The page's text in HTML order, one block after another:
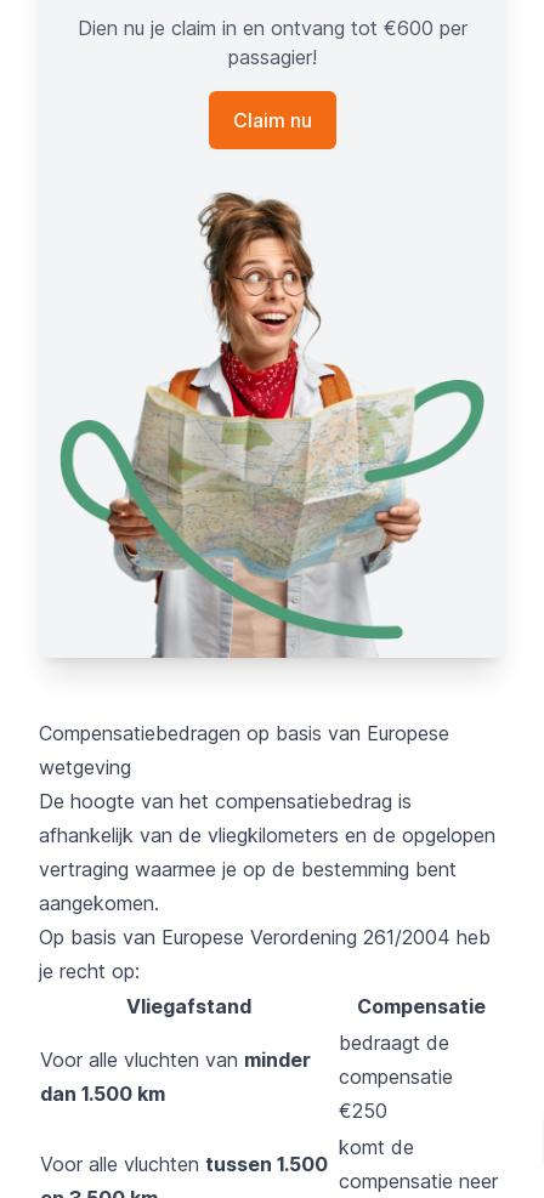
Dien nu je claim in en ontvang tot €600 per
passagier!
Claim nu
Compensatiebedragen op basis van Europese
wetgeving
De hoogte van het compensatiebedrag is
afhankelijk van de vliegkilometers en de opgelopen
vertraging waarmee je op de bestemming bent
aangekomen.
Op basis van Europese Verordening 261/2004 heb
je recht op:
Vliegafstand
Compensatie
Voor alle vluchten van minder
dan 1.500 km
bedraagt de
compensatie
€250
Voor alle vluchten tussen 1.500
komt de
compensatie neer